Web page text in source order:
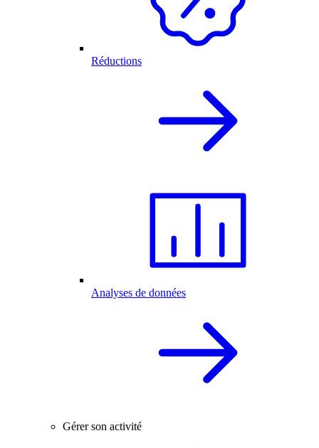
Réductions
Analyses de données
Gérer son activité